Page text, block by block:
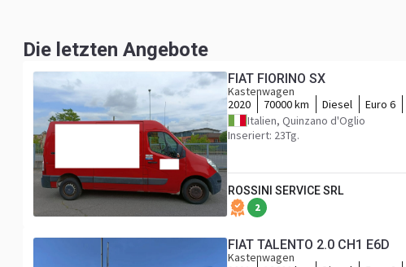
Die letzten Angebote
FIAT FIORINO SX
Kastenwagen
2020
70000 km Diesel Euro 6
Italien, Quinzano d'Oglio
Inseriert: 23Tg.
ROSSINI SERVICE SRL
2
FIAT TALENTO 2.0 CH1 E6D
Kastenwagen